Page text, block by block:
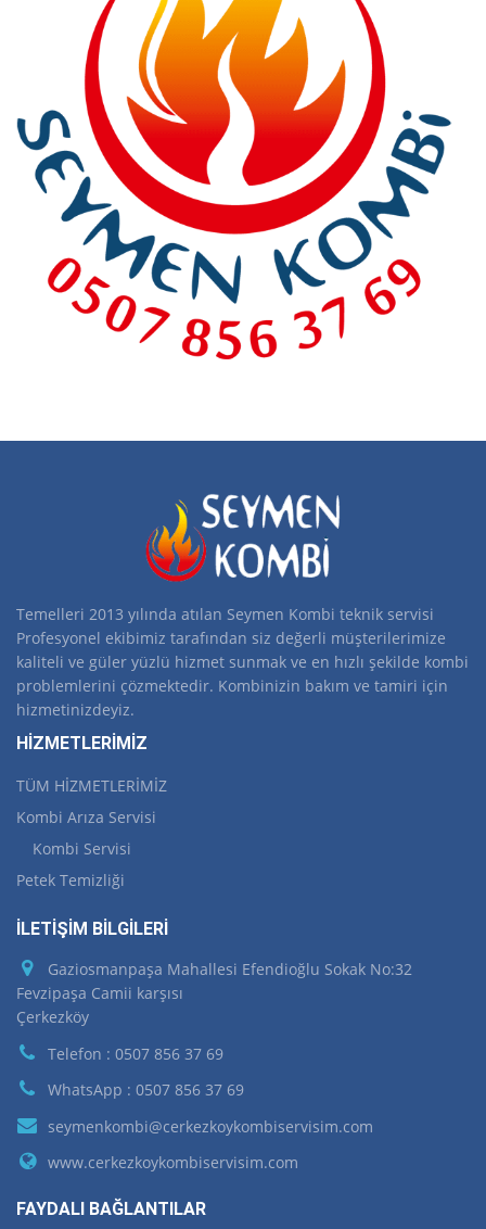
Temelleri 2013 yılında atılan Seymen Kombi teknik servisi
Profesyonel ekibimiz tarafından siz değerli müşterilerimize
kaliteli ve güler yüzlü hizmet sunmak ve en hızlı şekilde kombi
problemlerini çözmektedir. Kombinizin bakım ve tamiri için
hizmetinizdeyiz.
HİZMETLERİMİZ
TÜM HİZMETLERİMİZ
Kombi Arıza Servisi
Kombi Servisi
Petek Temizliği
İLETİŞİM BİLGİLERİ
Gaziosmanpaşa Mahallesi Efendioğlu Sokak No:32
Fevzipaşa Camii karşısı
Çerkezköy
Telefon : 0507 856 37 69
WhatsApp : 0507 856 37 69
seymenkombi@cerkezkoykombiservisim.com
www.cerkezkoykombiservisim.com
FAYDALI BAĞLANTILAR